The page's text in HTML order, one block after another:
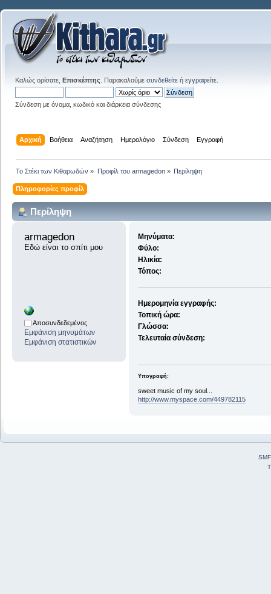
Καλώς ορίσατε, Επισκέπτης . Παρακαλούμε συνδεθείτε ή εγγραφείτε
Σύνδεση με όνομα, κωδικό και διάρκεια σύνδεσης
Αρχική Βοήθεια Αναζήτηση Ημερολόγιο Σύνδεση Εγγραφή
Το Στέκι των Κιθαρωδών » Προφίλ του armagedon» Περίληψη
Πληροφορίες προφίλ
Περίληψη
armagedon
Εδώ είναι το σπίτι μου
Αποσυνδεδεμένος
Εμφάνιση μηνυμάτων
Εμφάνιση στατιστικών
Μηνύματα:
Φύλο:
Ηλικία:
Τόπος:
Ημερομηνία εγγραφής:
Τοπική ώρα:
Γλώσσα:
Τελευταία σύνδεση:
Υπογραφή:
sweet music of my soul...
http://www.myspace.com/449782115